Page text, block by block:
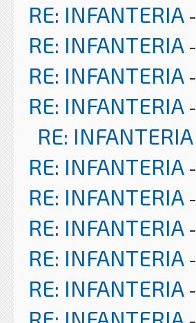
RE: INFANTERIA -
RE: INFANTERIA -
RE: INFANTERIA -
RE: INFANTERIA -
RE: INFANTERIA
RE: INFANTERIA -
RE: INFANTERIA -
RE: INFANTERIA -
RE: INFANTERIA -
RE: INFANTERIA -